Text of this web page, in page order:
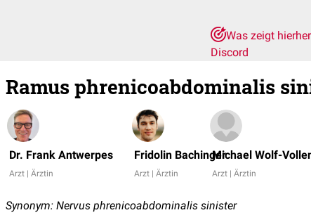
Was zeigt hierher
Discord
Ramus phrenicoabdominalis
Dr. Frank Antwerpes
Arzt | Ärztin
Fridolin Bachinger
Arzt | Ärztin
Michael Wolf-
Arzt | Ärztin
Synonym: Nervus phrenicoabdominalis sinister